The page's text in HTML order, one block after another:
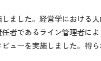
ました。経営学における
者であるライン管理者に
ューを実施しました。得